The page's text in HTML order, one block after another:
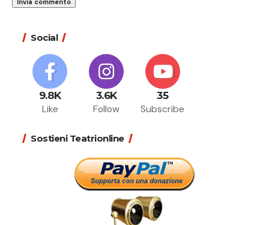
Social
9.8K
Like
3.6K
Follow
35
Subscribe
Sostieni Teatrionline